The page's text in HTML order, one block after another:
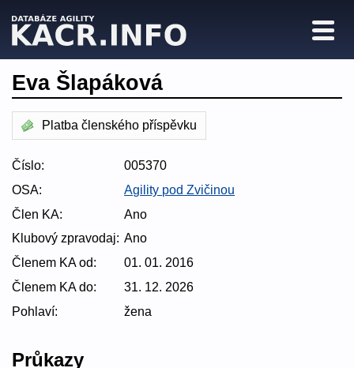
Eva Šlapáková
Platba členského příspěvku
Číslo:
005370
OSA:
Agility pod Zvičinou
Člen KA:
Ano
Klubový zpravodaj: Ano
Členem KA od:
01. 01. 2016
Členem KA do:
31. 12. 2026
Pohlaví:
žena
Průkazy